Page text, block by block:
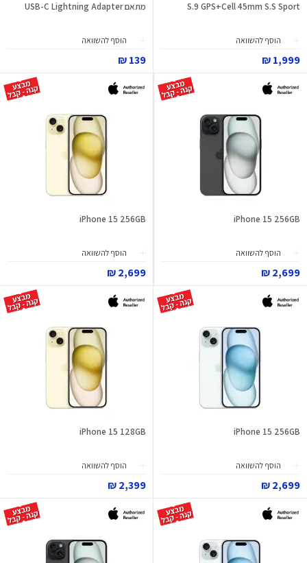
S.9 GPS+Cell 45mm S.S Sport
הוסף להשוואה
1,999 ₪
מתאם USB-C Lightning Adapter
הוסף להשוואה
139 ₪
iPhone 15 256GB
הוסף להשוואה
2,699 ₪
iPhone 15 256GB
הוסף להשוואה
2,699 ₪
iPhone 15 256GB
הוסף להשוואה
2,699 ₪
iPhone 15 128GB
הוסף להשוואה
2,399 ₪